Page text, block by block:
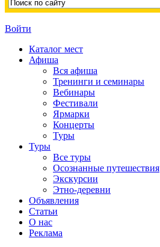
Войти
Каталог мест
Афиша
Вся афиша
Тренинги и семинары
Вебинары
Фестивали
Ярмарки
Концерты
Туры
Туры
Все туры
Осознанные путешествия
Экскурсии
Этно-деревни
Объявления
Статьи
О нас
Реклама